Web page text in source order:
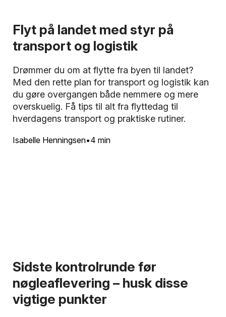
Flyt på landet med styr på
transport og logistik
4 min
Drømmer du om at flytte fra byen til landet?
Med den rette plan for transport og logistik kan
du gøre overgangen både nemmere og mere
overskuelig. Få tips til alt fra flyttedag til
hverdagens transport og praktiske rutiner.
Isabelle Henningsen
Sidste kontrolrunde før
nøgleaflevering – husk disse
vigtige punkter